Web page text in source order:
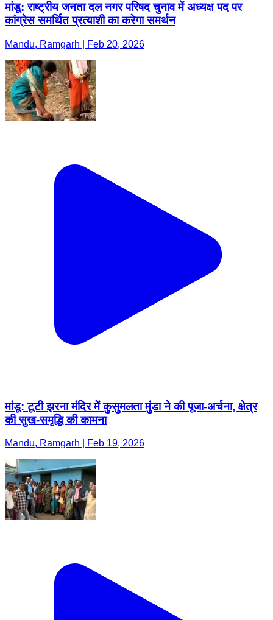
मांडू: राष्ट्रीय जनता दल नगर परिषद चुनाव में अध्यक्ष पद पर
कांग्रेस समर्थित प्रत्याशी का करेगा समर्थन
Mandu, Ramgarh | Feb 20, 2026
मांडू: टूटी झरना मंदिर में कुसुमलता मुंडा ने की पूजा-अर्चना, क्षेत्र
की सुख-समृद्धि की कामना
Mandu, Ramgarh | Feb 19, 2026